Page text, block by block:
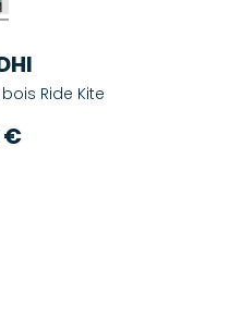
Ride Kite
€